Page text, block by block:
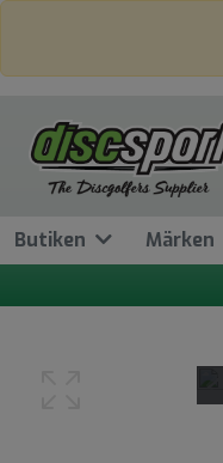
Butiken Märken